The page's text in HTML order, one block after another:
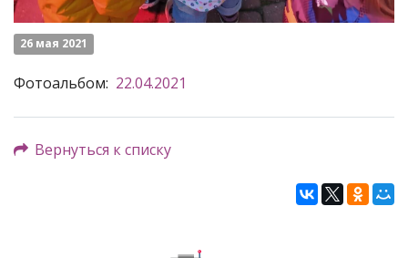
26 мая 2021
Фотоальбом: 22.04.2021
Вернуться к списку